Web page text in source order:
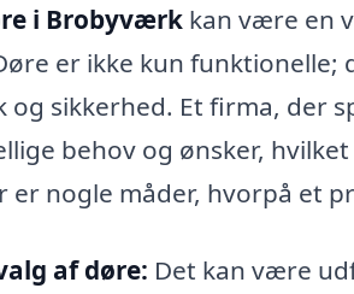
i Brobyværk kan være en
er ikke kun
sikkerhed. Et firma, der
behov og ønsker,
er nogle måder, hvorpå et
af døre: Det kan være